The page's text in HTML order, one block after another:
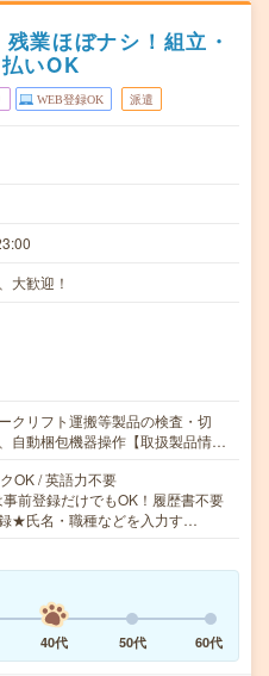
業ほぼナシ！組立・
いOK
WEB登録OK 派遣
大歓迎！
クリフト運搬等製品の検査・切
自動梱包機器操作【取扱製品情…
OK / 英語力不要
前登録だけでもOK！履歴書不要
★氏名・職種などを入力す…
40代 50代 60代